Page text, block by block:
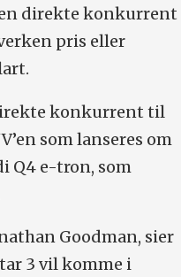
direkte konkurrent
pris eller
konkurrent til
som lanseres om
Q4 e-tron, som
Goodman, sier
3 vil komme i